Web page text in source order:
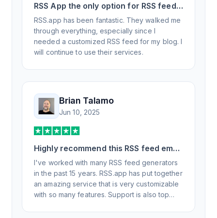
RSS App the only option for RSS feed
generation
RSS.app has been fantastic. They walked me
through everything, especially since I
needed a customized RSS feed for my blog. I
will continue to use their services.
Brian Talamo
Jun 10, 2025
Highly recommend this RSS feed email
/ widget generator service.
I've worked with many RSS feed generators
in the past 15 years. RSS.app has put together
an amazing service that is very customizable
with so many features. Support is also top